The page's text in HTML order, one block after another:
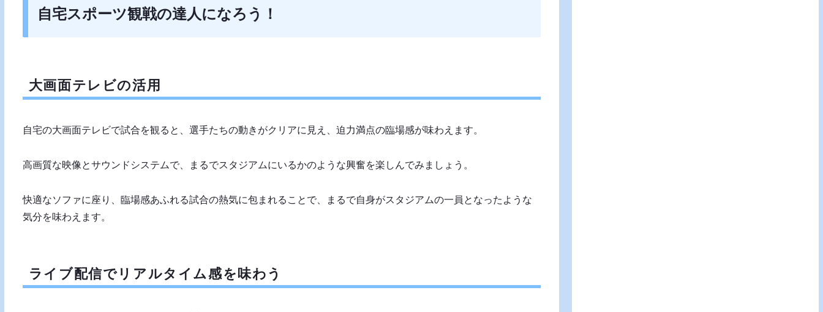
自宅スポーツ観戦の達人になろう！
大画面テレビの活用
自宅の大画面テレビで試合を観ると、選手たちの動きがクリアに見え、迫力満点の臨場感が味わえます。
高画質な映像とサウンドシステムで、まるでスタジアムにいるかのような興奮を楽しんでみましょう。
快適なソファに座り、臨場感あふれる試合の熱気に包まれることで、まるで自身がスタジアムの一員となったような
気分を味わえます。
ライブ配信でリアルタイム感を味わう